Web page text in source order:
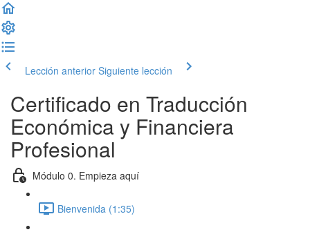
Lección anterior Siguiente lección
Certificado en Traducción
Económica y Financiera
Profesional
Módulo 0. Empieza aquí
Bienvenida (1:35)